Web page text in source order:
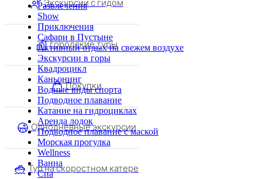
Развлечения
Show
Приключения
Сафари в Пустыне
Активный отдых на свежем воздухе
Экскурсии в горы
Квадроцикл
Каньонинг
Водные виды спорта
Подводное плавание
Катание на гидроциклах
Аренда лодок
Подводное плавание с маской
Морская прогулка
Wellness
Ванна
Спа
городские туры
Покупки
Однодневные экскурсии
Тур на скоростном катере